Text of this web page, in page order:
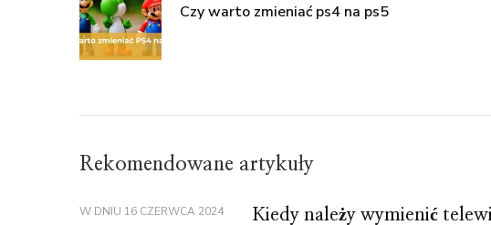
Czy warto zmieniać ps4 na ps5
Rekomendowane artykuły
W DNIU 16 CZERWCA 2024 Kiedy należy wymienić